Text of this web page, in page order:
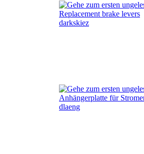
Replacement brake levers
darkskiez
Anhängerplatte für
dlaeng